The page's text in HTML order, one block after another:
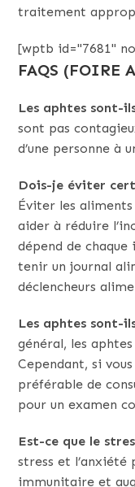
traitement
[wptb id="7681"
FAQS (FOIRE
Les aphtes sont-
sont pas
d’une personne à
Dois-je éviter
Éviter les
aider à réduire
dépend de
tenir un journal
déclencheurs
Les aphtes sont-
général, les
Cependant, si
préférable de
pour un examen
Est-ce que le
stress et
immunitaire et